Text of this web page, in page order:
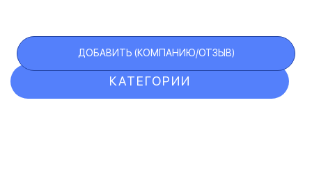
КАТЕГОРИИ
ДОБАВИТЬ (КОМПАНИЮ/ОТЗЫВ)